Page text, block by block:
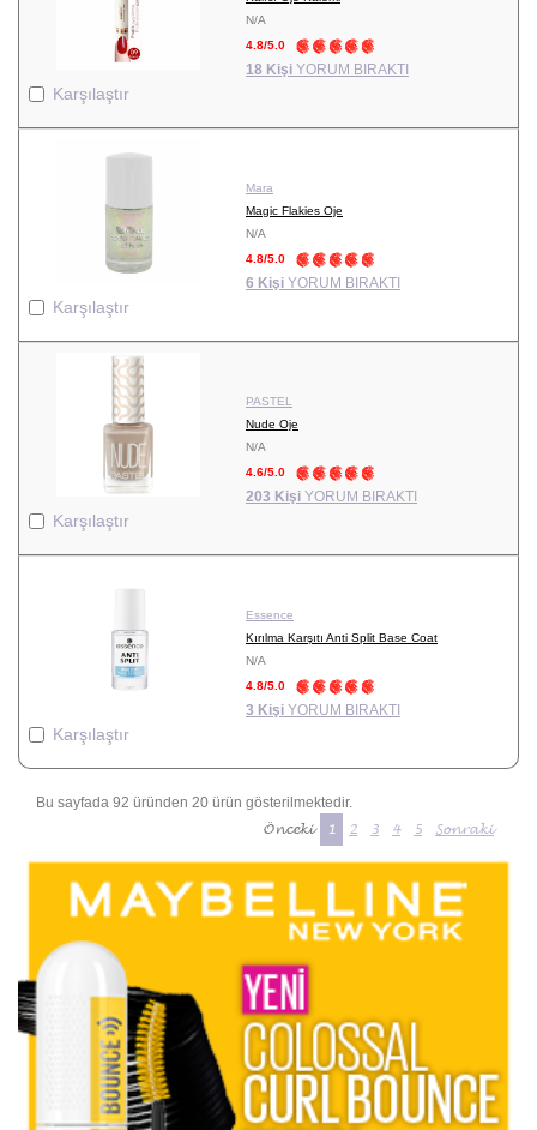
Karşılaştır
N/A
4.8/5.0
18 Kişi YORUM BIRAKTI
Karşılaştır
Mara
Magic Flakies Oje
N/A
4.8/5.0
6 Kişi YORUM BIRAKTI
Karşılaştır
PASTEL
Nude Oje
N/A
4.6/5.0
203 Kişi YORUM BIRAKTI
Karşılaştır
Essence
Kırılma Karşıtı Anti Split Base Coat
N/A
4.8/5.0
3 Kişi YORUM BIRAKTI
Bu sayfada 92 üründen 20 ürün gösterilmektedir.
Önceki 1 2 3 4 5 Sonraki